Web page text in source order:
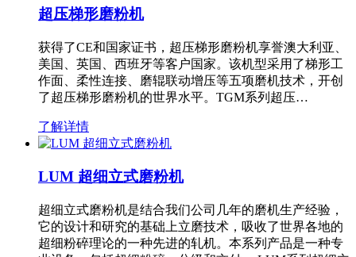
超压梯形磨粉机
获得了CE和国家证书，超压梯形磨粉机享誉澳大利亚、
美国、英国、西班牙等客户国家。该机型采用了梯形工
作面、柔性连接、磨辊联动增压等五项磨机技术，开创
了超压梯形磨粉机的世界水平。TGM系列超压…
了解详情
LUM 超细立式磨粉机
超细立式磨粉机是结合我们公司几年的磨机生产经验，
它的设计和研究的基础上立磨技术，吸收了世界各地的
超细粉碎理论的一种先进的轧机。本系列产品是一种专